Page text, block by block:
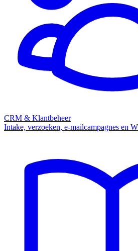
CRM & Klantbeheer
Intake, verzoeken, e-mailcampagnes en